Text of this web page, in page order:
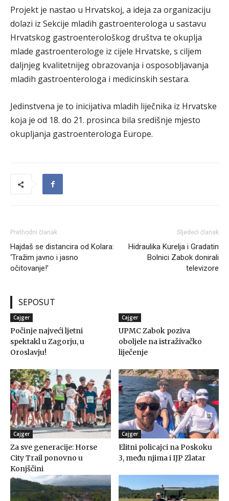
Projekt je nastao u Hrvatskoj, a ideja za organizaciju
dolazi iz Sekcije mladih gastroenterologa u sastavu
Hrvatskog gastroenterološkog društva te okuplja
mlade gastroenterologe iz cijele Hrvatske, s ciljem
daljnjeg kvalitetnijeg obrazovanja i osposobljavanja
mladih gastroenterologa i medicinskih sestara.
Jedinstvena je to inicijativa mladih liječnika iz Hrvatske
koja je od 18. do 21. prosinca bila središnje mjesto
okupljanja gastroenterologa Europe.
Prethodni članak
Hajdaš se distancira od Kolara:
‘Tražim javno i jasno
očitovanje!’
Sljedeći članak
Hidraulika Kurelja i Gradatin
Bolnici Zabok donirali
televizore
SEPOSUT
Cajger
Počinje najveći ljetni
spektakl u Zagorju, u
Oroslavju!
Cajger
UPMC Zabok poziva
oboljele na istraživačko
liječenje
Cajger
Za sve generacije: Horse
City Trail ponovno u
Konjščini
Cajger
Elitni policajci na Poskoku
3, među njima i IJP Zlatar